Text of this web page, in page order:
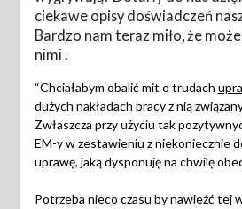
ciekawe opisy doświadczeń
Bardzo nam teraz miło, że
nimi .
“Chciałabym obalić mit o trudach
dużych nakładach pracy z nią
Zwłaszcza przy użyciu tak
EM-y w zestawieniu z niekoniecznie
uprawę, jaką dysponuję na chwilę
Potrzeba nieco czasu by nawieźć tej